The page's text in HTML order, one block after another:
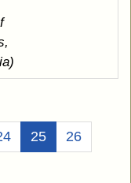
25(Aktuell)
26